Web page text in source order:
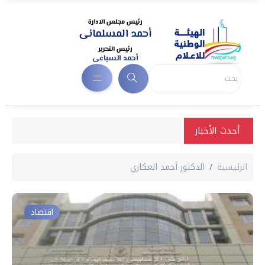
أحدث الأخبار
الرئيسية الدكتور أحمد العكازي
اقتصاد